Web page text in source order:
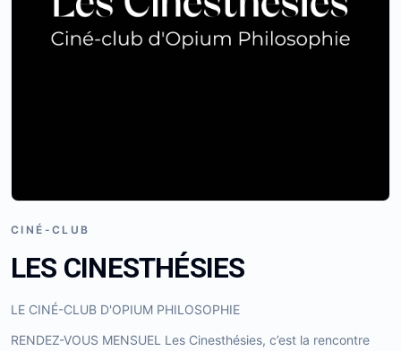
CINÉ-CLUB
LES CINESTHÉSIES
LE CINÉ-CLUB D'OPIUM PHILOSOPHIE
RENDEZ-VOUS MENSUEL Les Cinesthésies, c’est la rencontre